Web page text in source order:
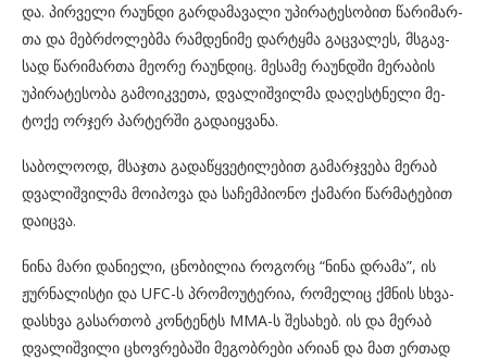
და. პირ­ვე­ლი რა­უნ­დი გარ­და­მა­ვა­ლი უპი­რა­ტე­სო­ბით წა­რი­მარ­
თა და მებ­რძო­ლებ­მა რამ­დე­ნი­მე დარ­ტყმა გაც­ვა­ლეს, მსგავ­
სად წა­რი­მარ­თა მე­ო­რე რა­უნ­დიც. მე­სა­მე რა­უნდში მე­რა­ბის
უპი­რა­ტე­სო­ბა გა­მო­იკ­ვე­თა, დვა­ლიშ­ვილ­მა და­ღეს­ტნე­ლი მე­
ტო­ქე ორ­ჯერ პარ­ტერ­ში გა­და­იყ­ვა­ნა.
სა­ბო­ლო­ოდ, მსაჯ­თა გა­და­წყვე­ტი­ლე­ბით გა­მარ­ჯვე­ბა მე­რაბ
დვა­ლიშ­ვილ­მა მო­ი­პო­ვა და სა­ჩემ­პი­ო­ნო ქა­მა­რი წარ­მა­ტე­ბით
და­იც­ვა.
ნინა მარი და­ნი­ე­ლი, ცნო­ბი­ლია რო­გორც “ნინა დრა­მა”, ის
ჟურ­ნა­ლის­ტი და UFC-ს პრო­მო­უ­ტე­რია, რო­მე­ლიც ქმნის სხვა­
დას­ხვა გა­სარ­თობ კონ­ტენტს MMA-ს შე­სა­ხებ. ის და მე­რაბ
დვა­ლიშ­ვი­ლი ცხოვ­რე­ბა­ში მე­გობ­რე­ბი არი­ან და მათ ერ­თად